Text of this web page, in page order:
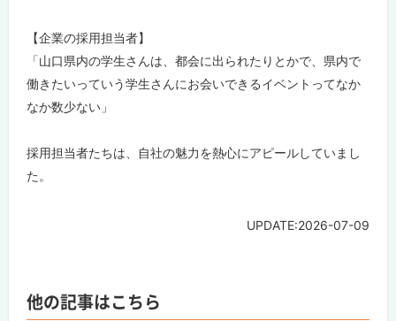
【企業の採用担当者】
「山口県内の学生さんは、都会に出られたりとかで、県内で
働きたいっていう学生さんにお会いできるイベントってなか
なか数少ない」
採用担当者たちは、自社の魅力を熱心にアピールしていまし
た。
UPDATE:2026-07-09
他の記事はこちら